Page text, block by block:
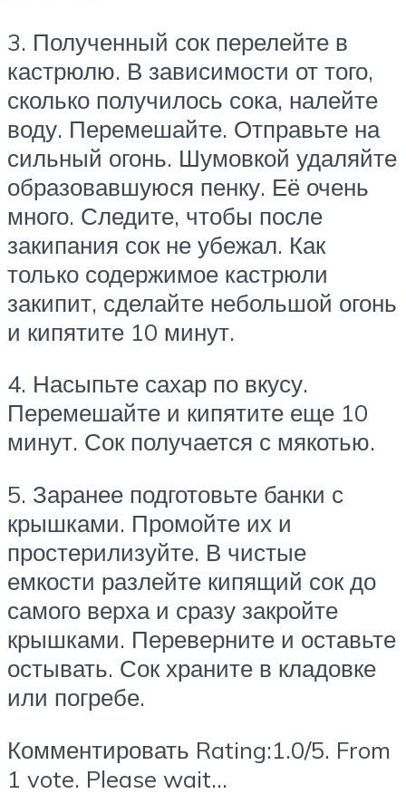
3. Полученный сок перелейте в
кастрюлю. В зависимости от того,
сколько получилось сока, налейте
воду. Перемешайте. Отправьте на
сильный огонь. Шумовкой удаляйте
образовавшуюся пенку. Её очень
много. Следите, чтобы после
закипания сок не убежал. Как
только содержимое кастрюли
закипит, сделайте небольшой огонь
и кипятите 10 минут.
4. Насыпьте сахар по вкусу.
Перемешайте и кипятите еще 10
минут. Сок получается с мякотью.
5. Заранее подготовьте банки с
крышками. Промойте их и
простерилизуйте. В чистые
емкости разлейте кипящий сок до
самого верха и сразу закройте
крышками. Переверните и оставьте
остывать. Сок храните в кладовке
или погребе.
Комментировать Rating:1.0/5. From
1 vote. Please wait…